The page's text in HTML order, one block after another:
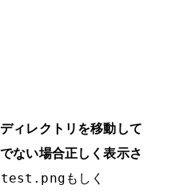
ィレクトリを移動して
ない場合正しく表示さ
もしく